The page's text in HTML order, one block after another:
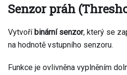
Senzor práh
Vytvoří binární senzor, který se
na hodnotě vstupního senzoru.
Funkce je ovlivněna vyplněním